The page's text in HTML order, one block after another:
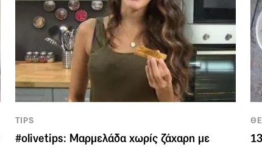
TIPS
#olivetips: Μαρμελάδα χωρίς ζάχαρη με